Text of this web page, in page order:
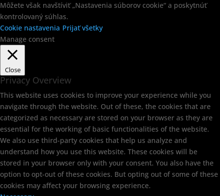
Môžete však navštíviť „Nastavenia súborov cookie“ a poskytnúť
kontrolovaný súhlas.
Cookie nastavenia Prijať všetky
Manage consent
Close
Privacy Overview
This website uses cookies to improve your experience while you
navigate through the website. Out of these, the cookies that are
categorized as necessary are stored on your browser as they are
essential for the working of basic functionalities of the website.
We also use third-party cookies that help us analyze and
understand how you use this website. These cookies will be
stored in your browser only with your consent. You also have the
option to opt-out of these cookies. But opting out of some of these
cookies may affect your browsing experience.